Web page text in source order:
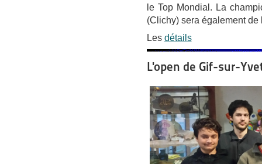
le Top Mondial. La
(Clichy) sera également de
Les détails
L'open de Gif-sur-